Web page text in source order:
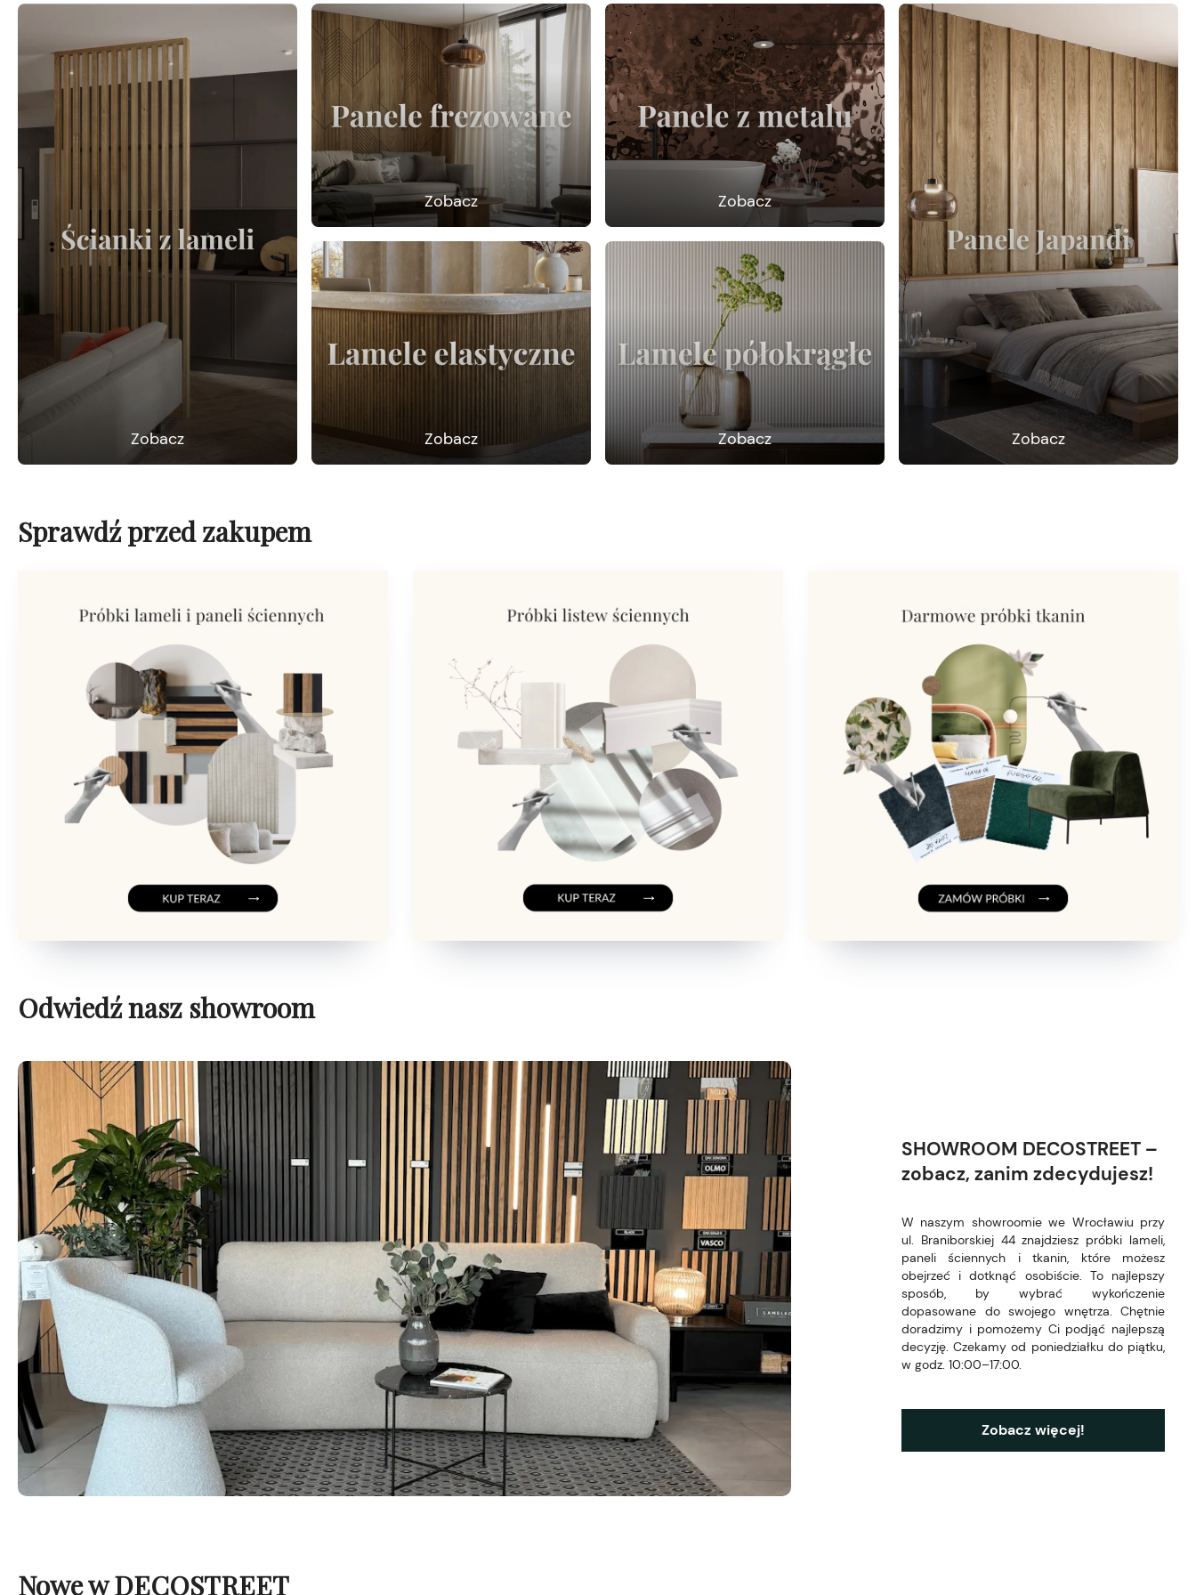
Zobacz
Zobacz Zobacz
Zobacz
Zobacz Zobacz
Sprawdź przed zakupem
Odwiedź nasz showroom
SHOWROOM DECOSTREET –
zobacz, zanim zdecydujesz!
W naszym showroomie we Wrocławiu przy
ul. Braniborskiej 44 znajdziesz próbki lameli,
paneli ściennych i tkanin, które możesz
obejrzeć i dotknąć osobiście. To najlepszy
sposób, by wybrać wykończenie
dopasowane do swojego wnętrza. Chętnie
doradzimy i pomożemy Ci podjąć najlepszą
decyzję. Czekamy od poniedziałku do piątku,
w godz. 10:00–17:00.
Zobacz więcej!
Nowe w DECOSTREET